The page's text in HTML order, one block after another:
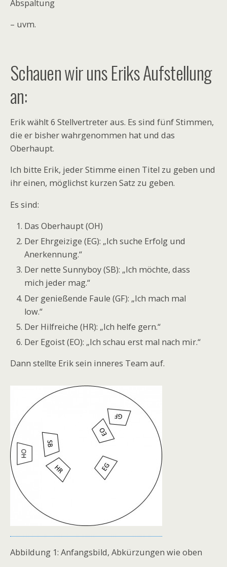
Abspaltung
– uvm.
Schauen wir uns Eriks Aufstellung
an:
Erik wählt 6 Stellvertreter aus. Es sind fünf Stimmen,
die er bisher wahrgenommen hat und das
Oberhaupt.
Ich bitte Erik, jeder Stimme einen Titel zu geben und
ihr einen, möglichst kurzen Satz zu geben.
Es sind:
Das Oberhaupt (OH)
Der Ehrgeizige (EG): „Ich suche Erfolg und
Anerkennung.“
Der nette Sunnyboy (SB): „Ich möchte, dass
mich jeder mag.“
Der genießende Faule (GF): „Ich mach mal
low.“
Der Hilfreiche (HR): „Ich helfe gern.“
Der Egoist (EO): „Ich schau erst mal nach mir.“
Dann stellte Erik sein inneres Team auf.
Abbildung 1: Anfangsbild, Abkürzungen wie oben